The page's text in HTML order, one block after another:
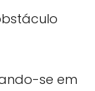
se em